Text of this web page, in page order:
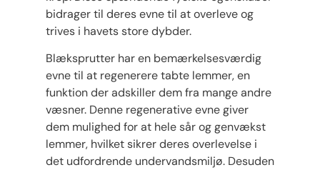
bidrager til deres evne til at overleve og
trives i havets store dybder.
Blæksprutter har en bemærkelsesværdig
evne til at regenerere tabte lemmer, en
funktion der adskiller dem fra mange andre
væsner. Denne regenerative evne giver
dem mulighed for at hele sår og genvækst
lemmer, hvilket sikrer deres overlevelse i
det udfordrende undervandsmiljø. Desuden